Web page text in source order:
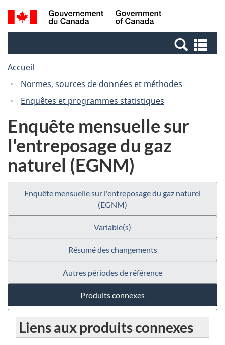
Passer
au
Passer
à
Canada
Recherche
et
et
Accueil
Normes, sources de données et méthodes
Enquêtes et programmes statistiques
Enquête mensuelle sur
l'entreposage du gaz
naturel (EGNM)
Enquête mensuelle sur l'entreposage du gaz naturel
(EGNM)
Variable(s)
Résumé des changements
Autres périodes de référence
Produits connexes
Liens aux produits connexes